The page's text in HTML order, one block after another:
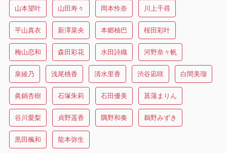
山本望叶 山田寿々 岡本怜奈 川上千尋
平山真衣 新澤菜央 本郷柚巴 桜田彩叶
梅山恋和 森田彩花 水田詩織 河野奈々帆
泉綾乃 浅尾桃香 清水里香 渋谷凪咲 白間美瑠
眞鍋杏樹 石塚朱莉 石田優美 菖蒲まりん
谷川愛梨 貞野遥香 隅野和奏 鵜野みずき
黒田楓和 龍本弥生